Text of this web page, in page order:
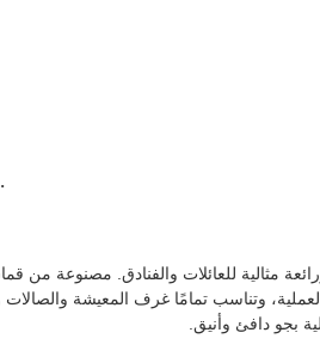
·
مثالية للعائلات والفنادق. مصنوعة من
وتناسب تمامًا غرف المعيشة
بجو دافئ وأنيق.